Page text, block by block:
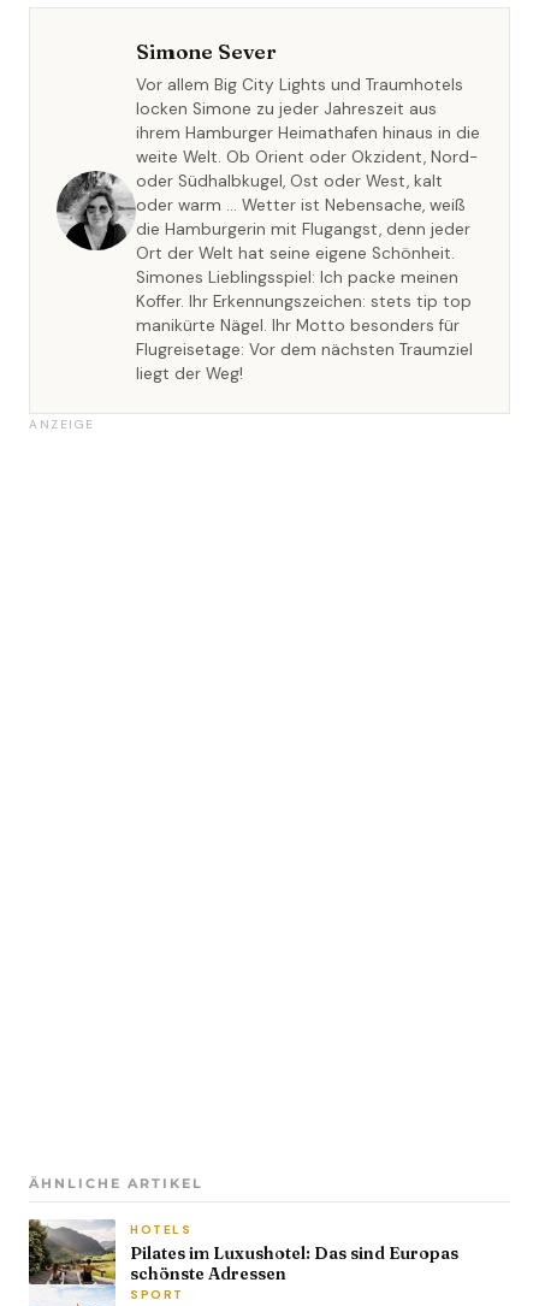
Simone Sever
Vor allem Big City Lights und Traumhotels
locken Simone zu jeder Jahreszeit aus
ihrem Hamburger Heimathafen hinaus in die
weite Welt. Ob Orient oder Okzident, Nord-
oder Südhalbkugel, Ost oder West, kalt
oder warm … Wetter ist Nebensache, weiß
die Hamburgerin mit Flugangst, denn jeder
Ort der Welt hat seine eigene Schönheit.
Simones Lieblingsspiel: Ich packe meinen
Koffer. Ihr Erkennungszeichen: stets tip top
manikürte Nägel. Ihr Motto besonders für
Flugreisetage: Vor dem nächsten Traumziel
liegt der Weg!
ANZEIGE
ÄHNLICHE ARTIKEL
HOTELS
Pilates im Luxushotel: Das sind Europas
schönste Adressen
SPORT